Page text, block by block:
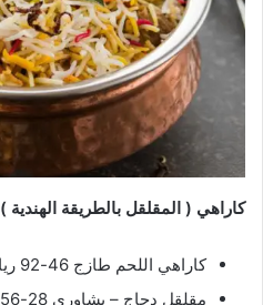
كاراهي ( المقلقل بالطريقة الهندية )
كاراهي اللحم طازج 46-92 ريال
مقلقل دجاج – بشاوري 28-56 ريال